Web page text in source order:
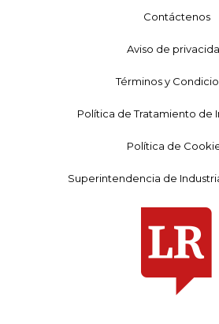
Contáctenos
Aviso de
Términos y
Política de Tratamiento de
Política de
Superintendencia de